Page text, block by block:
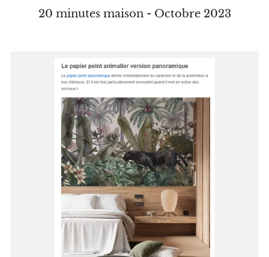
20 minutes maison - Octobre 2023